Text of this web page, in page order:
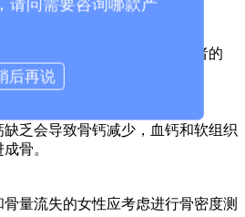
症状，伴有腰痛，占疼痛患者的
产生压缩变形和断裂。
折会导致呼吸功能下降。
乏会导致骨钙减少，血钙和软组织
骨。
量流失的女性应考虑进行骨密度测
请问需要咨询哪款产
后再说